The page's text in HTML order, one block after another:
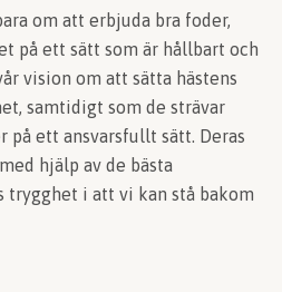
om att erbjuda bra foder,
på ett sätt som är hållbart och
vision om att sätta hästens
samtidigt som de strävar
på ett ansvarsfullt sätt. Deras
hjälp av de bästa
trygghet i att vi kan stå bakom